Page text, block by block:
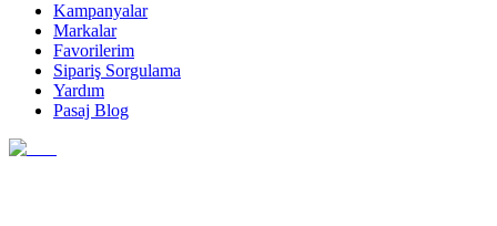
Kampanyalar
Markalar
Favorilerim
Sipariş Sorgulama
Yardım
Pasaj Blog